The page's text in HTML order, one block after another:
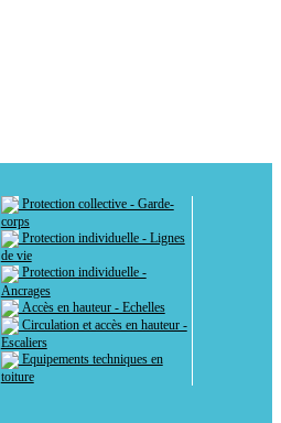
Protection collective - Garde-
corps
Protection individuelle - Lignes
de vie
Protection individuelle -
Ancrages
Accès en hauteur - Echelles
Circulation et accès en hauteur -
Escaliers
Equipements techniques en
toiture